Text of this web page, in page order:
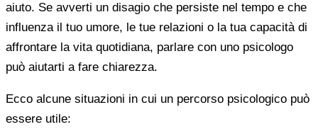
aiuto. Se avverti un disagio che persiste nel tempo e che
influenza il tuo umore, le tue relazioni o la tua capacità di
affrontare la vita quotidiana, parlare con uno psicologo
può aiutarti a fare chiarezza.
Ecco alcune situazioni in cui un percorso psicologico può
essere utile: